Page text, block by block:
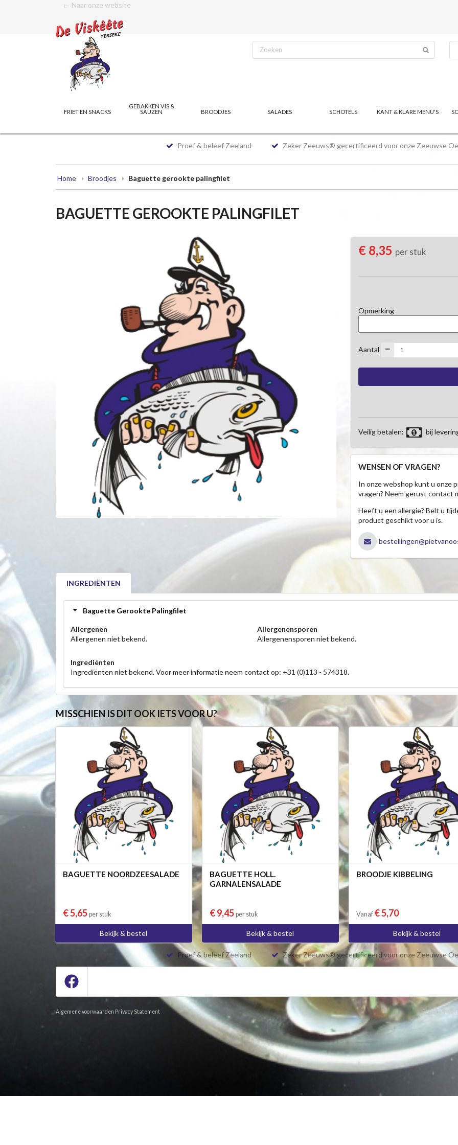
← Naar onze website
FRIET EN SNACKS
GEBAKKEN VIS &
SAUZEN
BROODJES SALADES SCHOTELS KANT & KLARE MENU'S
Proef & beleef Zeeland Zeker Zeeuws® gecertificeerd voor onze Zeeuwse
Home Broodjes Baguette gerookte palingfilet
BAGUETTE GEROOKTE PALINGFILET
€ 8,35 per stuk
Opmerking
Aantal
Veilig betalen: bij
WENSEN OF VRAGEN?
In onze webshop kunt u onze
vragen? Neem gerust contact
Heeft u een allergie? Belt u
product geschikt voor u is.
INGREDIËNTEN
Baguette Gerookte Palingfilet
Allergenen
Allergenen niet bekend.
Allergenensporen
Allergenensporen niet bekend.
Ingrediënten
Ingrediënten niet bekend. Voor meer informatie neem contact op: +31 (0)113 - 574318.
MISSCHIEN IS DIT OOK IETS VOOR U?
BAGUETTE NOORDZEESALADE
€ 5,65 per stuk
Bekijk & bestel
BAGUETTE HOLL.
GARNALENSALADE
€ 9,45 per stuk
Bekijk & bestel
BROODJE KIBBELING
Vanaf € 5,70
Bekijk & bestel
Proef & beleef Zeeland Zeker Zeeuws® gecertificeerd voor onze Zeeuwse
Algemene voorwaarden Privacy Statement Een Bon